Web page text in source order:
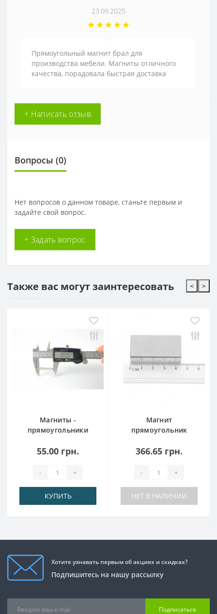
23.09.2025
Прямоугольный магнит брал для
производства мебели. Магниты отличного
качества, порадовала быстрая доставка
+ Написать отзыв
Вопросы (0)
Нет вопросов о данном товаре, станьте первым и
задайте свой вопрос.
+ Задать вопрос
Также вас могут заинтересовать <
Магниты -
прямоугольники
55.00 грн.
- +
КУПИТЬ
Магнит
прямоугольник
366.65 грн.
- +
НЕТ В НАЛИЧИИ
>
Хотите узнавать первым об акциях и скидках?
Подпишитесь на нашу рассылку
Подписаться